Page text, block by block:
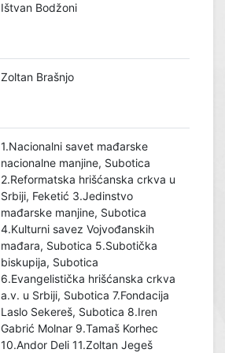
Ištvan Bodžoni
Zoltan Brašnjo
1.Nacionalni savet mađarske
nacionalne manjine, Subotica
2.Reformatska hrišćanska crkva u
Srbiji, Feketić 3.Jedinstvo
mađarske manjine, Subotica
4.Kulturni savez Vojvođanskih
mađara, Subotica 5.Subotička
biskupija, Subotica
6.Evangelistička hrišćanska crkva
a.v. u Srbiji, Subotica 7.Fondacija
Laslo Sekereš, Subotica 8.Iren
Gabrić Molnar 9.Tamaš Korhec
10.Andor Deli 11.Zoltan Jegeš